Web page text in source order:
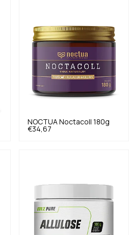
NOCTUA Noctacoll 180g
€34,67